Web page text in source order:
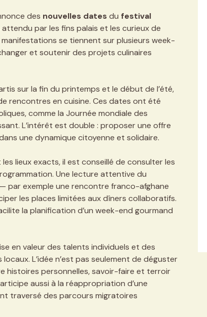
des nouvelles dates du festival
par les fins palais et les curieux de
se tiennent sur plusieurs week-
et soutenir des projets culinaires
sur la fin du printemps et le début de l’été,
rencontres en cuisine. Ces dates ont été
comme la Journée mondiale des
L’intérêt est double : proposer une offre
une dynamique citoyenne et solidaire.
lieux exacts, il est conseillé de consulter les
Une lecture attentive du
par exemple une rencontre franco-afghane
les places limitées aux dîners collaboratifs.
la planification d’un week-end gourmand
en valeur des talents individuels et des
L’idée n’est pas seulement de déguster
histoires personnelles, savoir-faire et terroir
aussi à la réappropriation d’une
traversé des parcours migratoires